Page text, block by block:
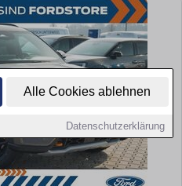
Alle Cookies ablehnen
Datenschutzerklärung